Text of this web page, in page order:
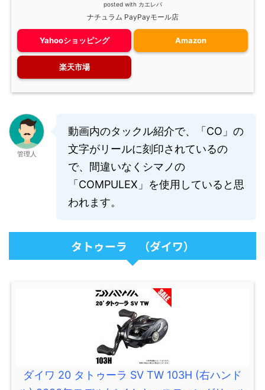
posted with カエレバ
ナチュラム PayPayモール店
Yahooショッピング Amazon
楽天市場
管理人
動画内のタックル紹介で、「CO」の
文字がリールに刻印されているの
で、間違いなくシマノの
「COMPULEX」を使用していると思
われます。
タトゥーラ （ダイワ）
ダイワ 20 タトゥーラ SV TW 103H (右ハンド